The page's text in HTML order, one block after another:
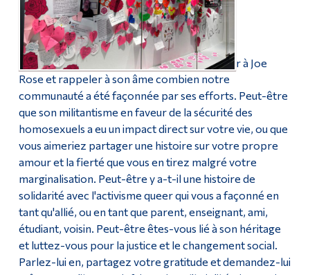
r à Joe
Rose et rappeler à son âme combien notre
communauté a été façonnée par ses efforts. Peut-être
que son militantisme en faveur de la sécurité des
homosexuels a eu un impact direct sur votre vie, ou que
vous aimeriez partager une histoire sur votre propre
amour et la fierté que vous en tirez malgré votre
marginalisation. Peut-être y a-t-il une histoire de
solidarité avec l'activisme queer qui vous a façonné en
tant qu'allié, ou en tant que parent, enseignant, ami,
étudiant, voisin. Peut-être êtes-vous lié à son héritage
et luttez-vous pour la justice et le changement social.
Parlez-lui en, partagez votre gratitude et demandez-lui